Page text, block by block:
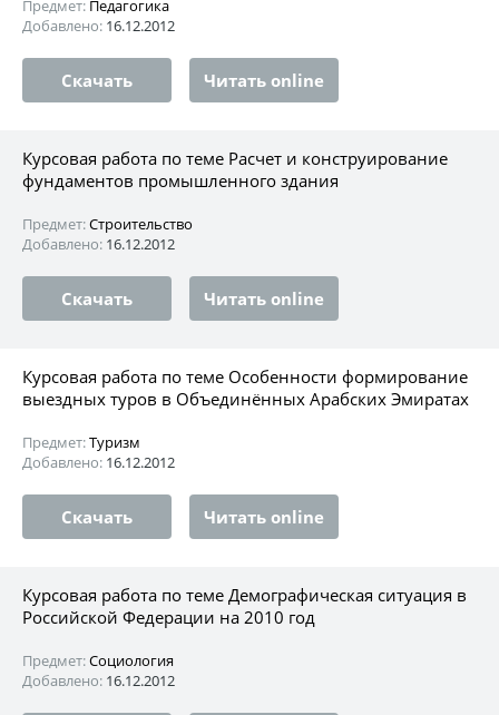
Предмет: Педагогика
Добавлено: 16.12.2012
Скачать Читать online
Курсовая работа по теме Расчет и конструирование
фундаментов промышленного здания
Предмет:Строительство
Добавлено: 16.12.2012
Скачать Читать online
Курсовая работа по теме Особенности формирование
выездных туров в Объединённых Арабских Эмиратах
Предмет:Туризм
Добавлено: 16.12.2012
Скачать Читать online
Курсовая работа по теме Демографическая ситуация в
Российской Федерации на 2010 год
Предмет:Социология
Добавлено: 16.12.2012